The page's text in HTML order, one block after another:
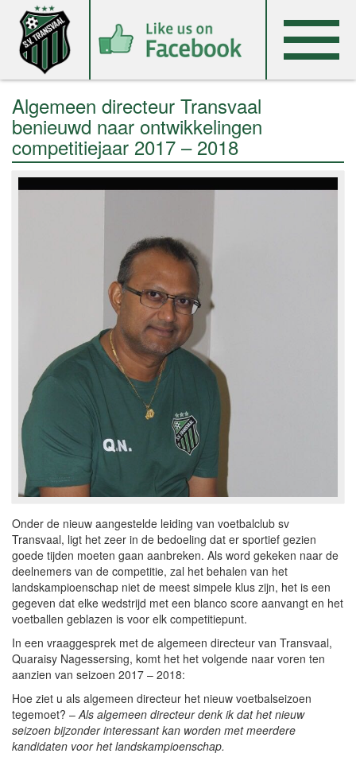
Algemeen directeur Transvaal
benieuwd naar ontwikkelingen
competitiejaar 2017 – 2018
Onder de nieuw aangestelde leiding van voetbalclub sv
Transvaal, ligt het zeer in de bedoeling dat er sportief gezien
goede tijden moeten gaan aanbreken. Als word gekeken naar de
deelnemers van de competitie, zal het behalen van het
landskampioenschap niet de meest simpele klus zijn, het is een
gegeven dat elke wedstrijd met een blanco score aanvangt en het
voetballen geblazen is voor elk competitiepunt.
In een vraaggesprek met de algemeen directeur van Transvaal,
Quaraisy Nagessersing, komt het het volgende naar voren ten
aanzien van seizoen 2017 – 2018:
Hoe ziet u als algemeen directeur het nieuw voetbalseizoen
tegemoet? –Als algemeen directeur denk ik dat het nieuw
seizoen bijzonder interessant kan worden met meerdere
kandidaten voor het landskampioenschap.